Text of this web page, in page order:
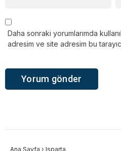
Daha sonraki yorumlarımda
adresim ve site adresim bu
Ana Sayfa › Isparta